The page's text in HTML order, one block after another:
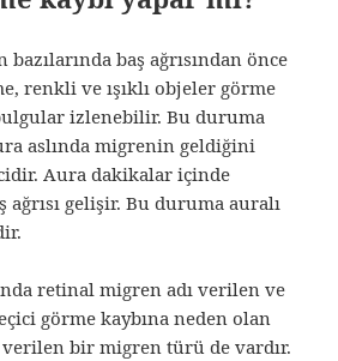
baş ağrısından önce
renkli ve ışıklı objeler görme
izlenebilir. Bu duruma
aslında migrenin geldiğini
Aura dakikalar içinde
ağrısı gelişir. Bu duruma auralı
retinal migren adı verilen ve
görme kaybına neden olan
bir migren türü de vardır.